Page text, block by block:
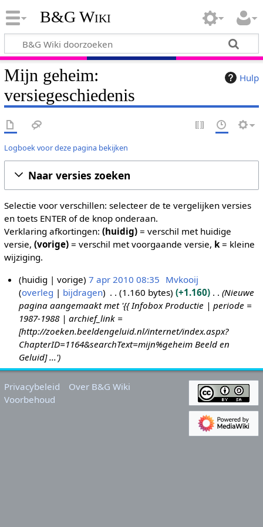
B&G Wiki
Hulp
Mijn geheim:
versiegeschiedenis
Logboek voor deze pagina bekijken
Naar versies zoeken
Selectie voor verschillen: selecteer de te vergelijken versies
en toets ENTER of de knop onderaan.
Verklaring afkortingen: (huidig)= verschil met huidige
versie, (vorige)= verschil met voorgaande versie, k= kleine
wijziging.
1
0
huidig vorige 7 apr 2010 08:35 Mvkooij
overleg
bijdragen 1.160 bytes +1.160
Nieuwe
pagina aangemaakt met '{{ Infobox Productie | periode =
1987-1988 | archief_link =
[http://zoeken.beeldengeluid.nl/internet/index.aspx?
ChapterID=1164&searchText=mijn%geheim Beeld en
Geluid] ...'
Privacybeleid
Over B&G Wiki
Voorbehoud